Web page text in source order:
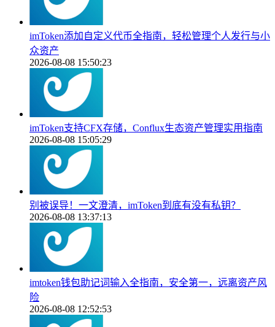
imToken添加自定义代币全指南，轻松管理个人发行与小
众资产
2026-08-08 15:50:23
imToken支持CFX存储，Conflux生态资产管理实用指南
2026-08-08 15:05:29
别被误导！一文澄清，imToken到底有没有私钥？
2026-08-08 13:37:13
imtoken钱包助记词输入全指南，安全第一，远离资产风
险
2026-08-08 12:52:53